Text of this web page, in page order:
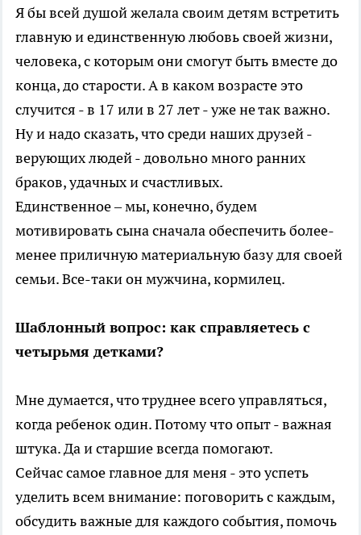
Я бы всей душой желала своим детям встретить
главную и единственную любовь своей жизни,
человека, с которым они смогут быть вместе до
конца, до старости. А в каком возрасте это
случится - в 17 или в 27 лет - уже не так важно.
Ну и надо сказать, что среди наших друзей -
верующих людей - довольно много ранних
браков, удачных и счастливых.
Единственное – мы, конечно, будем
мотивировать сына сначала обеспечить более-
менее приличную материальную базу для своей
семьи. Все-таки он мужчина, кормилец.
Шаблонный вопрос: как справляетесь с
четырьмя детками?
Мне думается, что труднее всего управляться,
когда ребенок один. Потому что опыт - важная
штука. Да и старшие всегда помогают.
Сейчас самое главное для меня - это успеть
уделить всем внимание: поговорить с каждым,
обсудить важные для каждого события, помочь